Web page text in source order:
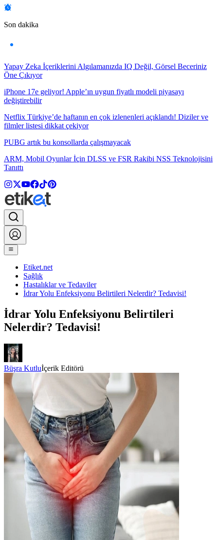
Son dakika
Yapay Zeka İçeriklerini Algılamanızda IQ Değil, Görsel Beceriniz
Öne Çıkıyor
iPhone 17e geliyor! Apple’ın uygun fiyatlı modeli piyasayı
değiştirebilir
Netflix Türkiye’de haftanın en çok izlenenleri açıklandı! Diziler ve
filmler listesi dikkat çekiyor
PUBG artık bu konsollarda çalışmayacak
ARM, Mobil Oyunlar İçin DLSS ve FSR Rakibi NSS Teknolojisini
Tanıttı
Etiket.net
Sağlık
Hastalıklar ve Tedaviler
İdrar Yolu Enfeksiyonu Belirtileri Nelerdir? Tedavisi!
İdrar Yolu Enfeksiyonu Belirtileri
Nelerdir? Tedavisi!
Büşra Kutluİçerik Editörü